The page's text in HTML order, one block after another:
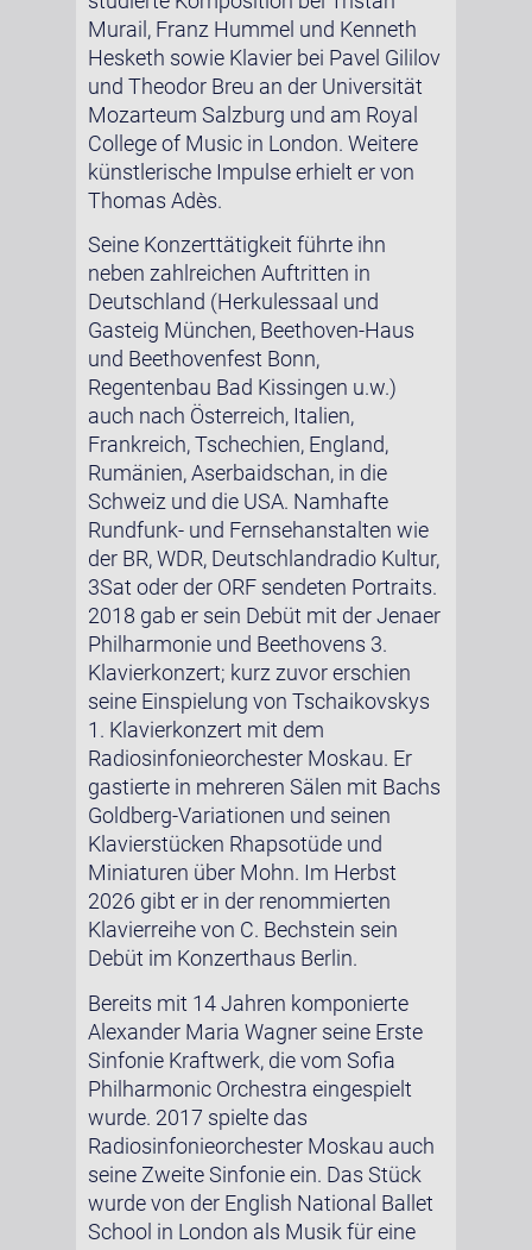
Murail, Franz Hummel und Kenneth
Hesketh sowie Klavier bei Pavel Gililov
und Theodor Breu an der Universität
Mozarteum Salzburg und am Royal
College of Music in London. Weitere
künstlerische Impulse erhielt er von
Thomas Adès.
Seine Konzerttätigkeit führte ihn
neben zahlreichen Auftritten in
Deutschland (Herkulessaal und
Gasteig München, Beethoven-Haus
und Beethovenfest Bonn,
Regentenbau Bad Kissingen u.w.)
auch nach Österreich, Italien,
Frankreich, Tschechien, England,
Rumänien, Aserbaidschan, in die
Schweiz und die USA. Namhafte
Rundfunk- und Fernsehanstalten wie
der BR, WDR, Deutschlandradio Kultur,
3Sat oder der ORF sendeten Portraits.
2018 gab er sein Debüt mit der Jenaer
Philharmonie und Beethovens 3.
Klavierkonzert; kurz zuvor erschien
seine Einspielung von Tschaikovskys
1. Klavierkonzert mit dem
Radiosinfonieorchester Moskau. Er
gastierte in mehreren Sälen mit Bachs
Goldberg-Variationen und seinen
Klavierstücken Rhapsotüde und
Miniaturen über Mohn. Im Herbst
2026 gibt er in der renommierten
Klavierreihe von C. Bechstein sein
Debüt im Konzerthaus Berlin.
Bereits mit 14 Jahren komponierte
Alexander Maria Wagner seine Erste
Sinfonie Kraftwerk, die vom Sofia
Philharmonic Orchestra eingespielt
wurde. 2017 spielte das
Radiosinfonieorchester Moskau auch
seine Zweite Sinfonie ein. Das Stück
wurde von der English National Ballet
School in London als Musik für eine